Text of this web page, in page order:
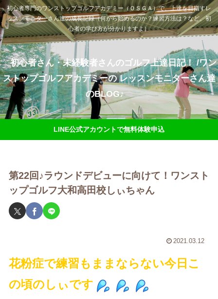
初心者専門のワンストップゴルフアカデミー（ＯＳＧＡ）で、上達を目指すレ
ッスンモニターさん達の成長記録（何から始めるのか？練習方法は？など、初
心者の学び方が分かりますよ）
初心者さん・未経験者さんのゴルフ上達日記！ /ワン
ストップゴルフアカデミーの レッスンモニターさん達
のBLOG♪
LINE公式アカウントで無料体験申込
第22回♪ラウンドデビューに向けて！ワンスト
ップゴルフ大和高田校しぃちゃん
2021.03.12
花粉症で練習もままならない今日こ
の頃のしぃです